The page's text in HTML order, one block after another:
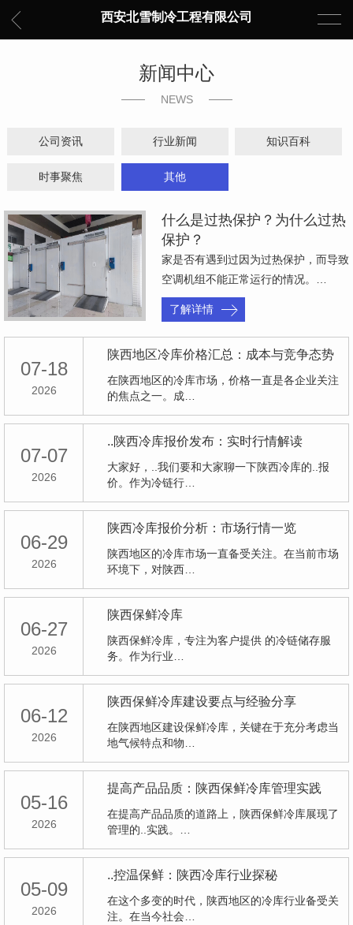
西安北雪制冷工程有限公司
新闻中心
NEWS
公司资讯 行业新闻 知识百科
时事聚焦 其他
什么是过热保护？为什么过热
保护？
家是否有遇到过因为过热保护，而导致
空调机组不能正常运行的情况。…
了解详情
07-18
2026
陕西地区冷库价格汇总：成本与竞争态势
在陕西地区的冷库市场，价格一直是各企业关注
的焦点之一。成…
07-07
2026
..陕西冷库报价发布：实时行情解读
大家好，..我们要和大家聊一下陕西冷库的..报
价。作为冷链行…
06-29
2026
陕西冷库报价分析：市场行情一览
陕西地区的冷库市场一直备受关注。在当前市场
环境下，对陕西…
06-27
2026
陕西保鲜冷库
陕西保鲜冷库，专注为客户提供 的冷链储存服
务。作为行业…
06-12
2026
陕西保鲜冷库建设要点与经验分享
在陕西地区建设保鲜冷库，关键在于充分考虑当
地气候特点和物…
05-16
2026
提高产品品质：陕西保鲜冷库管理实践
在提高产品品质的道路上，陕西保鲜冷库展现了
管理的..实践。…
05-09
2026
..控温保鲜：陕西冷库行业探秘
在这个多变的时代，陕西地区的冷库行业备受关
注。在当今社会…